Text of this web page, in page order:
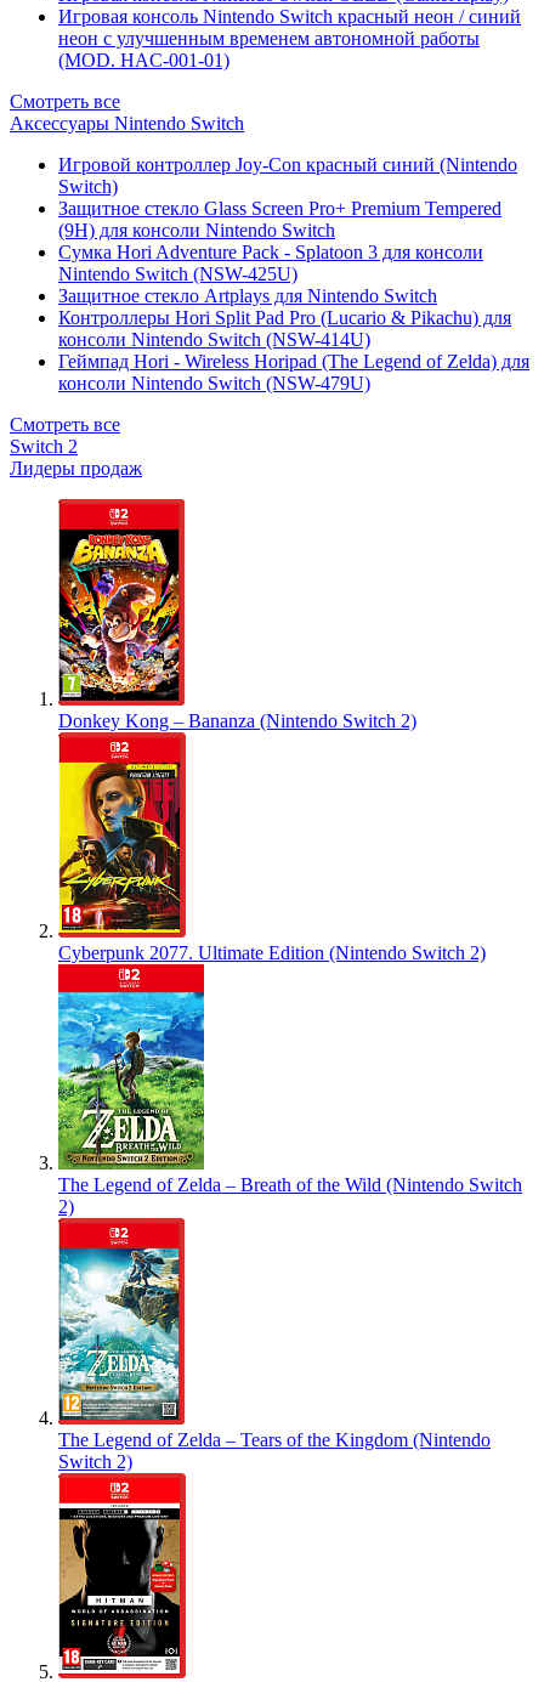
Игровая консоль Nintendo Switch красный неон / синий
неон с улучшенным временем автономной работы
(MOD. HAC-001-01)
Смотреть все
Аксессуары Nintendo Switch
Игровой контроллер Joy-Con красный синий (Nintendo
Switch)
Защитное стекло Glass Screen Pro+ Premium Tempered
(9H) для консоли Nintendo Switch
Сумка Hori Adventure Pack - Splatoon 3 для консоли
Nintendo Switch (NSW-425U)
Защитное стекло Artplays для Nintendo Switch
Контроллеры Hori Split Pad Pro (Lucario & Pikachu) для
консоли Nintendo Switch (NSW-414U)
Геймпад Hori - Wireless Horipad (The Legend of Zelda) для
консоли Nintendo Switch (NSW-479U)
Смотреть все
Switch 2
Лидеры продаж
Donkey Kong – Bananza (Nintendo Switch 2)
Cyberpunk 2077. Ultimate Edition (Nintendo Switch 2)
The Legend of Zelda – Breath of the Wild (Nintendo Switch
2)
The Legend of Zelda – Tears of the Kingdom (Nintendo
Switch 2)